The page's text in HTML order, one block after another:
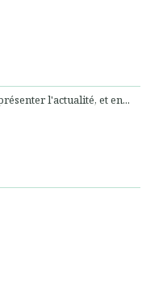
l'actualité, et en...